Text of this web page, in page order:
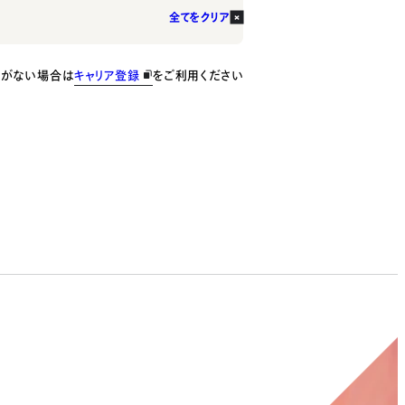
全てをクリア
ない場合はキャリア登録 をご利用ください